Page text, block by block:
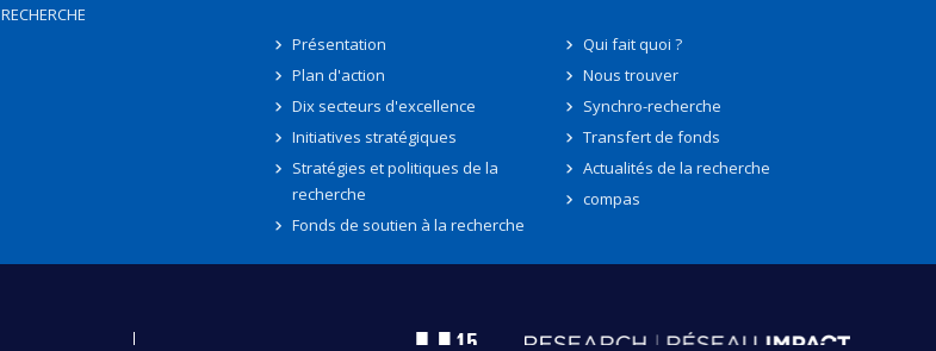
RECHERCHE
Présentation
Plan d'action
Dix secteurs d'excellence
Initiatives stratégiques
Stratégies et politiques de la
recherche
Fonds de soutien à la recherche
Qui fait quoi ?
Nous trouver
Synchro-recherche
Transfert de fonds
Actualités de la recherche
compas